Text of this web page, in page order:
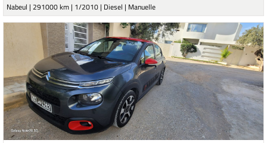
Nabeul | 291000 km | 1/2010 | Diesel | Manuelle